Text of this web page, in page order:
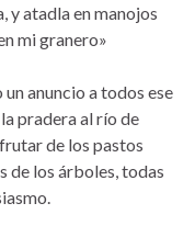
y atadla en manojos
mi granero»
anuncio a todos ese
pradera al río de
de los pastos
de los árboles, todas